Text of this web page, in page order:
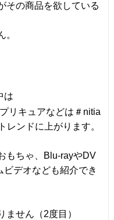
その商品を欲している
。
は
リキュアなどは＃nitia
ンドに上がります。
もちゃ、Blu-rayやDV
デオなども紹介でき
ません（2度目）